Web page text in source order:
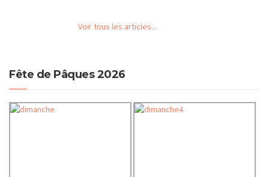
Voir tous les articles...
Fête de Pâques 2026